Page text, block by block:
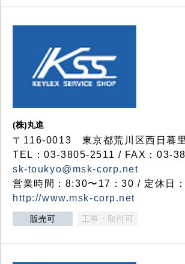
(株)丸進
〒116-0013 東京都荒川区西日暮
TEL：03-3805-2511 / FAX：03-
sk-toukyo@msk-corp.net
営業時間：8:30〜17：30 / 定休日
http://www.msk-corp.net
販売可 工事・取付可